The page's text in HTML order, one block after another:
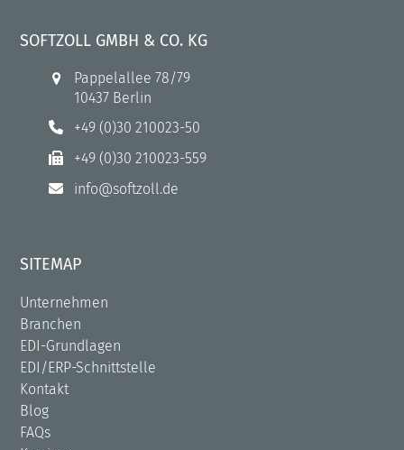
SOFTZOLL GMBH & CO. KG
Pappelallee 78/79
10437 Berlin
+49 (0)30 210023-50
+49 (0)30 210023-559
info@softzoll.de
SITEMAP
Unternehmen
Branchen
EDI-Grundlagen
EDI/ERP-Schnittstelle
Kontakt
Blog
FAQs